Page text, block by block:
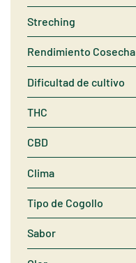
Streching
Rendimiento Cosecha
Dificultad de cultivo
THC
CBD
Clima
Tipo de Cogollo
Sabor